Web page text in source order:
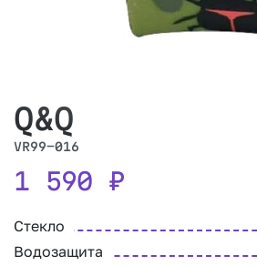
Q&Q
VR99-016
1 590 ₽
Стекло
Водозащита